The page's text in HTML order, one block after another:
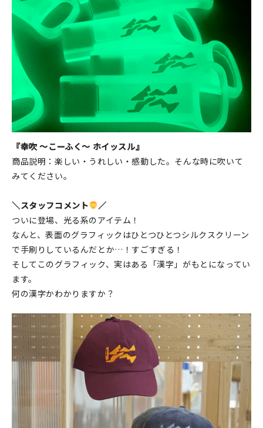
『幸吹 ～こーふく～ ホイッスル』
商品説明：楽しい・うれしい・感動した。そんな時に吹いて
みてください。
＼スタッフコメント
／
ついに登場、光る系のアイテム！
なんと、表面のグラフィックはひとつひとつシルクスクリーン
で手刷りしているんだとか…！すごすぎる！
そしてこのグラフィック、実はある「漢字」がもとになってい
ます。
何の漢字かわかりますか？